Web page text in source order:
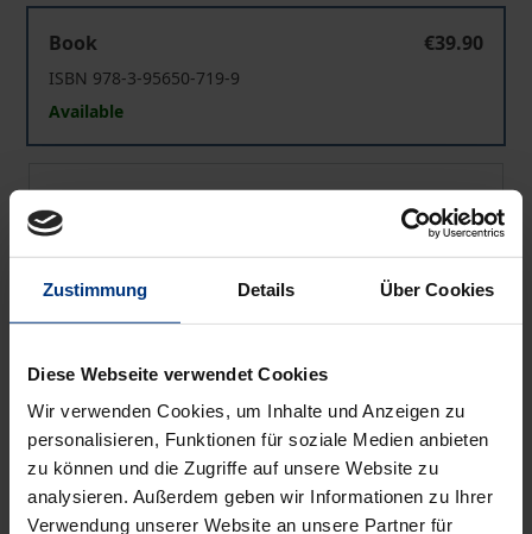
Zustimmung Details Über Cookies
Diese Webseite verwendet Cookies
Wir verwenden Cookies, um Inhalte und Anzeigen zu
personalisieren, Funktionen für soziale Medien anbieten
zu können und die Zugriffe auf unsere Website zu
analysieren. Außerdem geben wir Informationen zu Ihrer
Verwendung unserer Website an unsere Partner für
Book
€39.90
ISBN 978-3-95650-719-9
Available
eBook
€39.90
ISBN 978-3-95650-720-5
Available
may vary at checkout.
Add to Cart
Add to Wish List
Delivery cost notice